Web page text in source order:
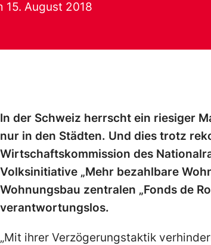
15. August 2018
In der Schweiz herrscht ein riesiger
nur in den Städten. Und dies trotz
Wirtschaftskommission des
Volksinitiative „Mehr bezahlbare
Wohnungsbau zentralen „Fonds de
verantwortungslos.
„Mit ihrer Verzögerungstaktik